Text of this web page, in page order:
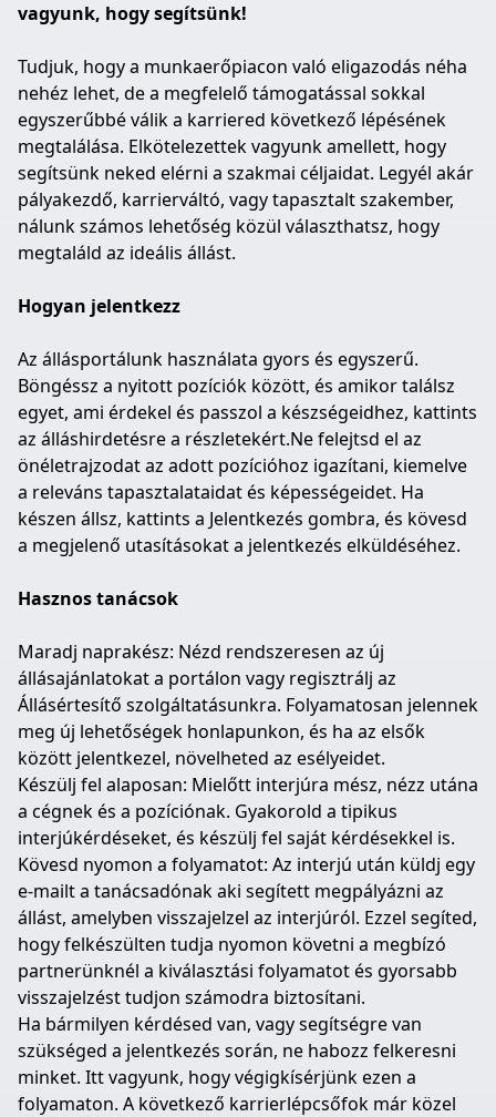
vagyunk, hogy segítsünk!
Tudjuk, hogy a munkaerőpiacon való eligazodás néha
nehéz lehet, de a megfelelő támogatással sokkal
egyszerűbbé válik a karriered következő lépésének
megtalálása. Elkötelezettek vagyunk amellett, hogy
segítsünk neked elérni a szakmai céljaidat. Legyél akár
pályakezdő, karrierváltó, vagy tapasztalt szakember,
nálunk számos lehetőség közül választhatsz, hogy
megtaláld az ideális állást.
Hogyan jelentkezz
Az állásportálunk használata gyors és egyszerű.
Böngéssz a nyitott pozíciók között, és amikor találsz
egyet, ami érdekel és passzol a készségeidhez, kattints
az álláshirdetésre a részletekért.Ne felejtsd el az
önéletrajzodat az adott pozícióhoz igazítani, kiemelve
a releváns tapasztalataidat és képességeidet. Ha
készen állsz, kattints a Jelentkezés gombra, és kövesd
a megjelenő utasításokat a jelentkezés elküldéséhez.
Hasznos tanácsok
Maradj naprakész: Nézd rendszeresen az új
állásajánlatokat a portálon vagy regisztrálj az
Állásértesítő szolgáltatásunkra. Folyamatosan jelennek
meg új lehetőségek honlapunkon, és ha az elsők
között jelentkezel, növelheted az esélyeidet.
Készülj fel alaposan: Mielőtt interjúra mész, nézz utána
a cégnek és a pozíciónak. Gyakorold a tipikus
interjúkérdéseket, és készülj fel saját kérdésekkel is.
Kövesd nyomon a folyamatot: Az interjú után küldj egy
e-mailt a tanácsadónak aki segített megpályázni az
állást, amelyben visszajelzel az interjúról. Ezzel segíted,
hogy felkészülten tudja nyomon követni a megbízó
partnerünknél a kiválasztási folyamatot és gyorsabb
visszajelzést tudjon számodra biztosítani.
Ha bármilyen kérdésed van, vagy segítségre van
szükséged a jelentkezés során, ne habozz felkeresni
minket. Itt vagyunk, hogy végigkísérjünk ezen a
folyamaton. A következő karrierlépcsőfok már közel